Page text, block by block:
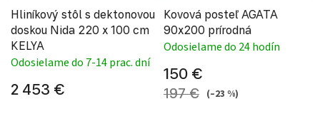
Hliníkový stôl s dektonovou
doskou Nida 220 x 100 cm
KELYA
Odosielame do 7-14 prac. dní
2 453 €
Kovová posteľ AGATA
90x200 prírodná
Odosielame do 24 hodín
150 €
197 € (–23 %)